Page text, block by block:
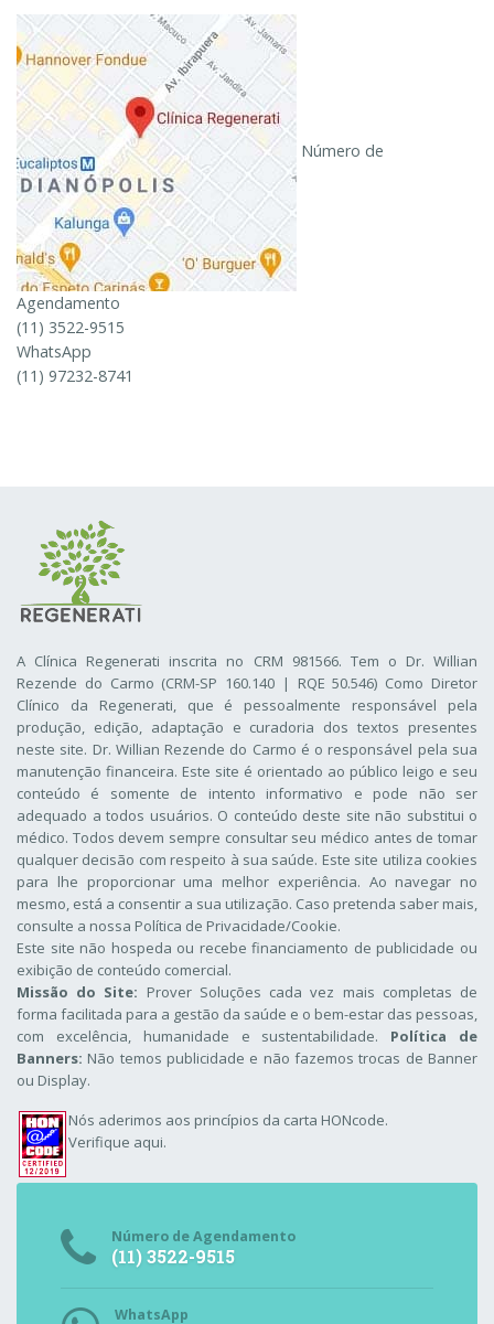
Número de
Agendamento
(11) 3522-9515
WhatsApp
(11) 97232-8741
A Clínica Regenerati inscrita no CRM 981566. Tem o Dr. Willian
Rezende do Carmo (CRM-SP 160.140 | RQE 50.546) Como Diretor
Clínico da Regenerati, que é pessoalmente responsável pela
produção, edição, adaptação e curadoria dos textos presentes
neste site. Dr. Willian Rezende do Carmo é o responsável pela sua
manutenção financeira. Este site é orientado ao público leigo e seu
conteúdo é somente de intento informativo e pode não ser
adequado a todos usuários. O conteúdo deste site não substitui o
médico. Todos devem sempre consultar seu médico antes de tomar
qualquer decisão com respeito à sua saúde. Este site utiliza cookies
para lhe proporcionar uma melhor experiência. Ao navegar no
mesmo, está a consentir a sua utilização. Caso pretenda saber mais,
consulte a nossa Política de Privacidade/Cookie.
Este site não hospeda ou recebe financiamento de publicidade ou
exibição de conteúdo comercial.
Missão do Site: Prover Soluções cada vez mais completas de
forma facilitada para a gestão da saúde e o bem-estar das pessoas,
com excelência, humanidade e sustentabilidade. Política de
Banners: Não temos publicidade e não fazemos trocas de Banner
ou Display.
Nós aderimos aos princípios da carta HONcode.
Verifique aqui.
Número de Agendamento
(11) 3522-9515
WhatsApp